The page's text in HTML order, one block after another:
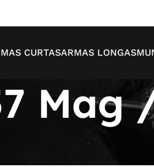
CURTASARMAS LONGAS
Mag